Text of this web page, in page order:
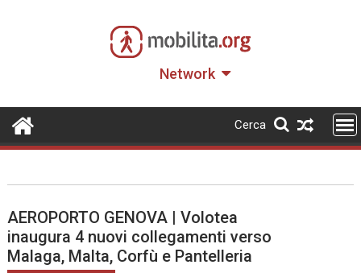
Network
Cerca
AEROPORTO GENOVA | Volotea
inaugura 4 nuovi collegamenti verso
Malaga, Malta, Corfù e Pantelleria